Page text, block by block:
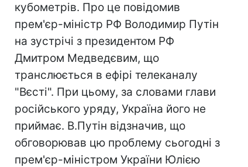
кубометрів. Про це повідомив
прем'єр-міністр РФ Володимир Путін
на зустрічі з президентом РФ
Дмитром Медведєвим, що
транслюється в ефірі телеканалу
"Вєсті". При цьому, за словами глави
російського уряду, Україна його не
приймає. В.Путін відзначив, що
обговорював цю проблему сьогодні з
прем'єр-міністром України Юлією